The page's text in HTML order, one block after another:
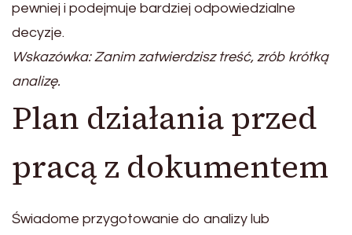
pewniej i podejmuje bardziej odpowiedzialne
decyzje.
Wskazówka: Zanim zatwierdzisz treść, zrób krótką
analizę.
Plan działania przed
pracą z dokumentem
Świadome przygotowanie do analizy lub